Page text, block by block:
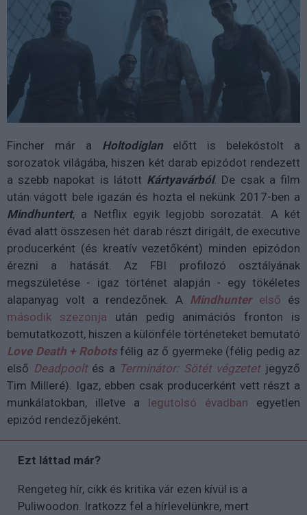
Fincher már a Holtodiglan
előtt is belekóstolt a
sorozatok világába, hiszen két darab epizódot rendezett
a szebb napokat is látott Kártyavárból. De csak a film
után vágott bele igazán és hozta el nekünk 2017-ben a
Mindhuntert, a Netflix egyik legjobb sorozatát. A két
évad alatt összesen hét darab részt dirigált, de executive
producerként (és kreatív vezetőként) minden epizódon
érezni a hatását. Az FBI profilozó osztályának
megszületése - igaz történet alapján - egy tökéletes
alapanyag volt a rendezőnek. A Mindhunterelső és
második szezonja után pedig animációs fronton is
bemutatkozott, hiszen a különféle történeteket bemutató
Love Death + Robotsfélig az ő gyermeke (félig pedig az
első Deadpooltés a Terminátor: Sötét végzetetjegyző
Tim Milleré). Igaz, ebben csak producerként vett részt a
munkálatokban, illetve a legutolsó évadban egyetlen
epizód rendezőjeként.
Ezt láttad már?
Rengeteg hír, cikk és kritika vár ezen kívül is a
Puliwoodon. Iratkozz fel a hírlevelünkre, mert